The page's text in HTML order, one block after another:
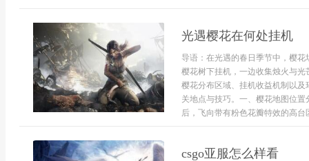
光遇樱花在何处挂机
导语：在光遇的春日季节中，樱
樱花树下挂机，一边收集烛火与
樱花分布区域、挂机收益机制以
关地点与技巧。一、樱花地图位
后，飞向带有粉色花瓣特效的高台
csgo亚服怎么样看